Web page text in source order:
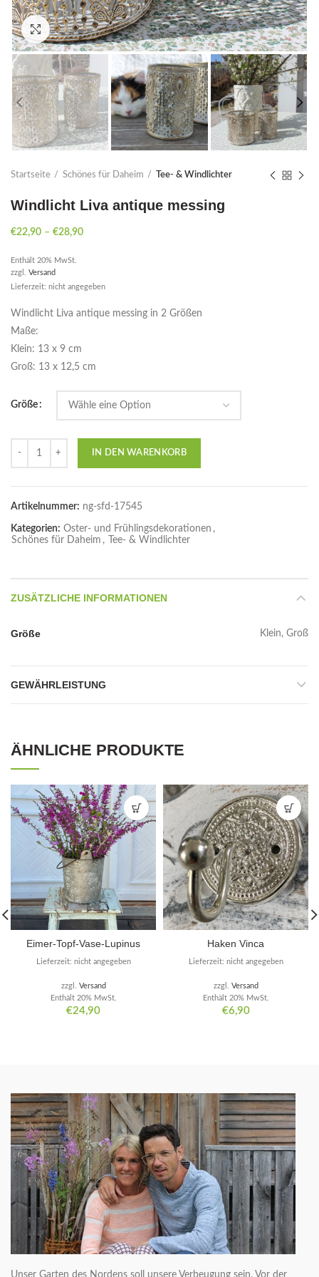
Click to enlarge
Startseite Schönes für Daheim Tee- & Windlichter
Windlicht Liva antique messing
€22,90 – €28,90
Enthält 20% MwSt.
zzgl. Versand
Lieferzeit: nicht angegeben
Windlicht Liva antique messing in 2 Größen
Maße:
Klein: 13 x 9 cm
Groß: 13 x 12,5 cm
Größe
IN DEN WARENKORB
Artikelnummer: ng-sfd-17545
Kategorien: Oster- und Frühlingsdekorationen ,
Schönes für Daheim , Tee- & Windlichter
ZUSÄTZLICHE INFORMATIONEN
Größe Klein, Groß
GEWÄHRLEISTUNG
ÄHNLICHE PRODUKTE
Eimer-Topf-Vase-Lupinus
€24,90
Enthält 20% MwSt.
zzgl. Versand
Lieferzeit: nicht angegeben
Haken Vinca
€6,90
Enthält 20% MwSt.
zzgl. Versand
Lieferzeit: nicht angegeben